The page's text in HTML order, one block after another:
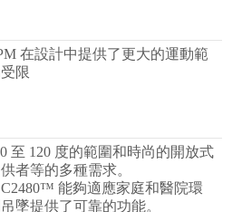
在設計中提供了更大的運動範
限
至 120 度的範圍和時尚的開放式
者等的多種需求。
能夠適應家庭和醫院環
墜提供了可靠的功能。